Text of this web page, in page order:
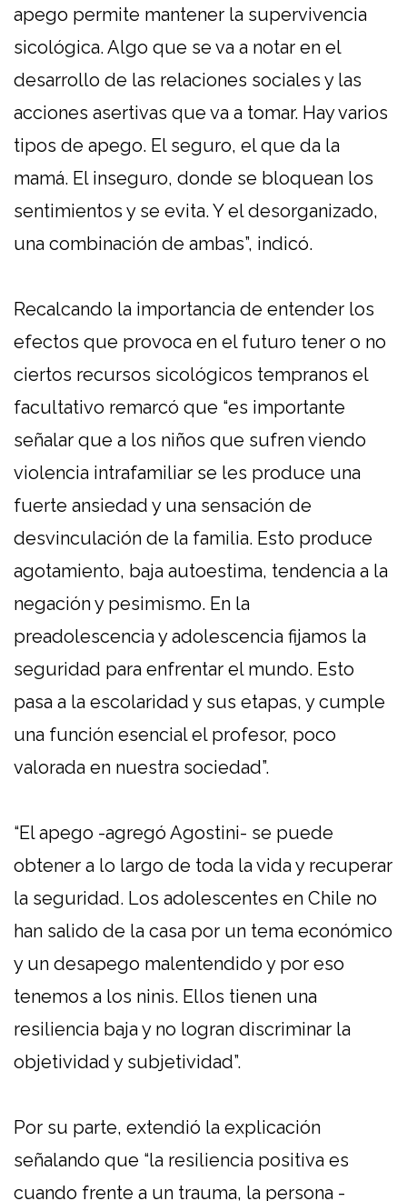
apego permite mantener la supervivencia
sicológica. Algo que se va a notar en el
desarrollo de las relaciones sociales y las
acciones asertivas que va a tomar. Hay varios
tipos de apego. El seguro, el que da la
mamá. El inseguro, donde se bloquean los
sentimientos y se evita. Y el desorganizado,
una combinación de ambas”, indicó.
Recalcando la importancia de entender los
efectos que provoca en el futuro tener o no
ciertos recursos sicológicos tempranos el
facultativo remarcó que “es importante
señalar que a los niños que sufren viendo
violencia intrafamiliar se les produce una
fuerte ansiedad y una sensación de
desvinculación de la familia. Esto produce
agotamiento, baja autoestima, tendencia a la
negación y pesimismo. En la
preadolescencia y adolescencia fijamos la
seguridad para enfrentar el mundo. Esto
pasa a la escolaridad y sus etapas, y cumple
una función esencial el profesor, poco
valorada en nuestra sociedad”.
“El apego -agregó Agostini- se puede
obtener a lo largo de toda la vida y recuperar
la seguridad. Los adolescentes en Chile no
han salido de la casa por un tema económico
y un desapego malentendido y por eso
tenemos a los ninis. Ellos tienen una
resiliencia baja y no logran discriminar la
objetividad y subjetividad”.
Por su parte, extendió la explicación
señalando que “la resiliencia positiva es
cuando frente a un trauma, la persona -